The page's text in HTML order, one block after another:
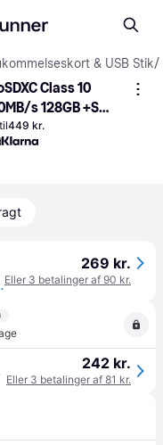
& USB Stik/
Class 10
s 128GB +SD
til449 kr.
s - 128GB
269 kr.
Eller 3 betalinger af 90 kr.
242 kr.
Eller 3 betalinger af 81 kr.